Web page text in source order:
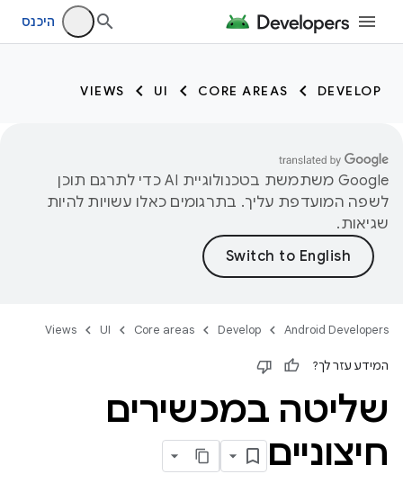
היכנס
DEVELOP
CORE AREAS
UI
VIEWS
‫Google משתמשת בטכנולוגיית AI כדי לתרגם תוכן
לשפה המועדפת עליך. בתרגומים כאלו עשויות להיות
שגיאות.
Android Developers
Develop
Core areas
UI
Views
המידע עזר לך?
שליטה במכשירים
חיצוניים